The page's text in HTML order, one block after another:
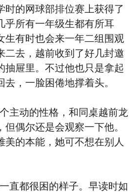
时的网球部排位赛上获得了
乎所有一年级生都有所耳
生有时也会来一年二组围观
二去，越前收到了好几封邀
抽屉里。不过他也只是拿起
，一脸困倦地撑着头。
动的性格，和同桌越前龙
偶尔还是会观察一下他。
美的本能，她可不想在别人
都很困的样子。早读时如